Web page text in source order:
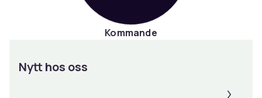
Kommande
Nytt hos oss